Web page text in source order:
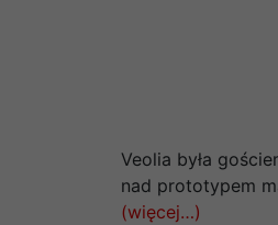
Veolia była
nad prototypem
(więcej…)